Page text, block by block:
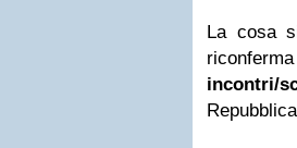
La cosa
incontri/